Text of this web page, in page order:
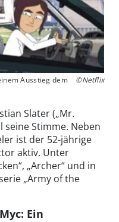
Ausstieg dem
©Netflix
Slater („Mr.
seine Stimme. Neben
ist der 52-jährige
aktiv. Unter
„Archer“ und in
„Army of the
Ein